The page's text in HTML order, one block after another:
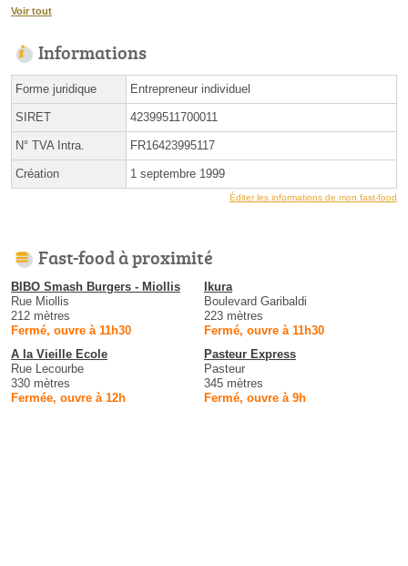
Voir tout
Informations
Forme juridique Entrepreneur individuel
SIRET 42399511700011
N° TVA Intra. FR16423995117
Création 1 septembre 1999
Éditer les informations de mon fast-food
Fast-food à proximité
BIBO Smash Burgers - Miollis
Rue Miollis
212 mètres
Fermé, ouvre à 11h30
Ikura
Boulevard Garibaldi
223 mètres
Fermé, ouvre à 11h30
A la Vieille Ecole
Rue Lecourbe
330 mètres
Fermée, ouvre à 12h
Pasteur Express
Pasteur
345 mètres
Fermé, ouvre à 9h